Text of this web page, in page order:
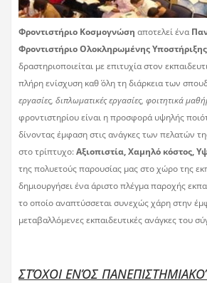
Φροντιστήριο Κοσμογνώση αποτελεί ένα
Φροντιστήριο Ολοκληρωμένης
δραστηριοποιείται με επιτυχία στον
πλήρη ενίσχυση καθ΄ όλη τη διάρκεια των
εργασίες, διπλωματικές εργασίες, φοιτητικά
φροντιστηρίου είναι η προσφορά υψηλής
δίνοντας έμφαση στις ανάγκες των πελατών
στο τρίπτυχο:Αξιοπιστία, Χαμηλό κόστος,
της πολυετούς παρουσίας μας στο χώρο της
δημιουργήσει ένα άριστο πλέγμα παροχής
το οποίο αναπτύσσεται συνεχώς χάρη στην
μεταβαλλόμενες εκπαιδευτικές ανάγκες του
ΣΤΌΧΟΙ ΕΝΌΣ